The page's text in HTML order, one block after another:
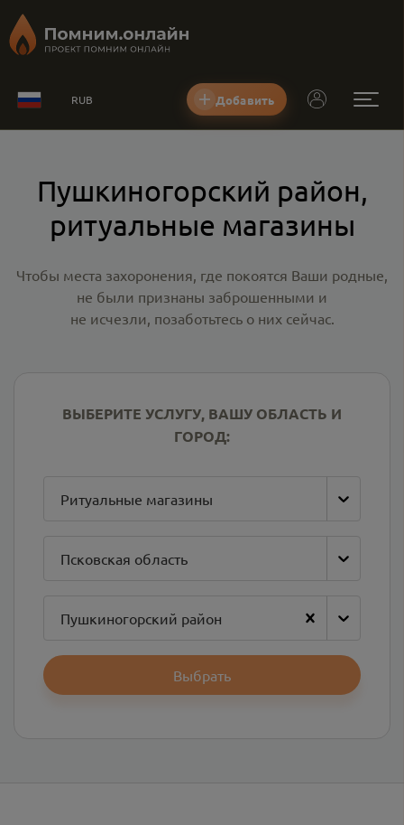
RUB Добавить
Пушкиногорский район,
ритуальные магазины
Чтобы места захоронения, где покоятся Ваши родные,
не были признаны заброшенными и
не исчезли, позаботьтесь о них сейчас.
ВЫБЕРИТЕ УСЛУГУ, ВАШУ ОБЛАСТЬ И
ГОРОД:
Ритуальные магазины
Псковская область
Пушкиногорский район
Выбрать